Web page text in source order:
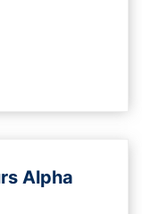
Alpha